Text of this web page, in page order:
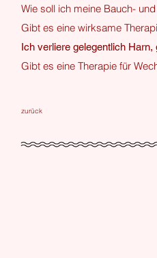
Wie soll ich meine Bauch-
Gibt es eine wirksame
Ich verliere gelegentlich
Gibt es eine Therapie für
zurück